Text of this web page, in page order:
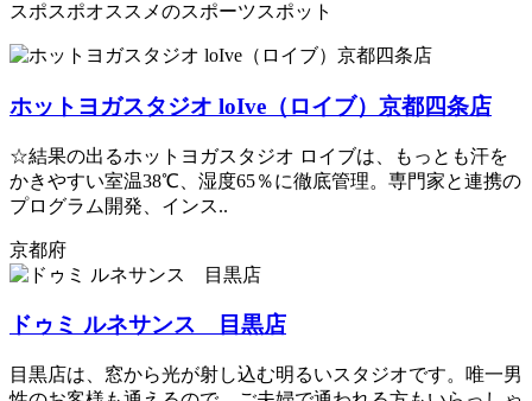
スポスポオススメのスポーツスポット
ホットヨガスタジオ loIve（ロイブ）京都四条店
☆結果の出るホットヨガスタジオ ロイブは、もっとも汗を
かきやすい室温38℃、湿度65％に徹底管理。専門家と連携の
プログラム開発、インス..
京都府
ドゥミ ルネサンス 目黒店
目黒店は、窓から光が射し込む明るいスタジオです。唯一男